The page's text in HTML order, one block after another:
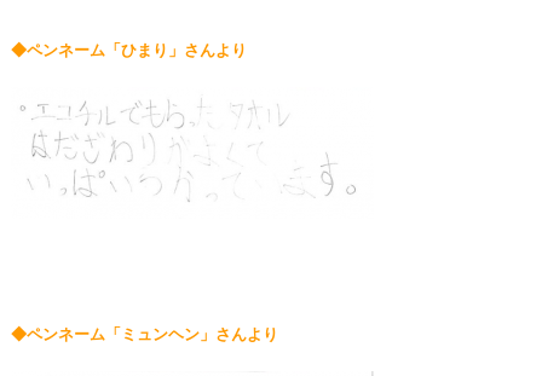
◆ペンネーム「ひまり」さんより
◆ペンネーム「ミュンヘン」さんより